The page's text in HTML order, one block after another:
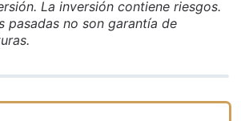
La inversión contiene riesgos.
pasadas no son garantía de